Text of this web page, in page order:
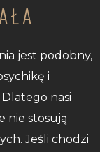
jest podobny,
i
nasi
nie stosują
Jeśli chodzi